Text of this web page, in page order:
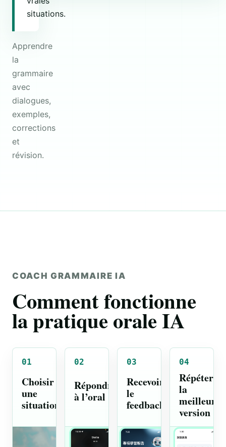
situations.
Apprendre
la
grammaire
avec
dialogues,
exemples,
corrections
et
révision.
COACH GRAMMAIRE IA
Comment fonctionne
la pratique orale IA
01
Choisir
une
situation
02
Répondre
à l’oral
03
Recevoir
le
feedback
04
Répéter
la
meilleure
version